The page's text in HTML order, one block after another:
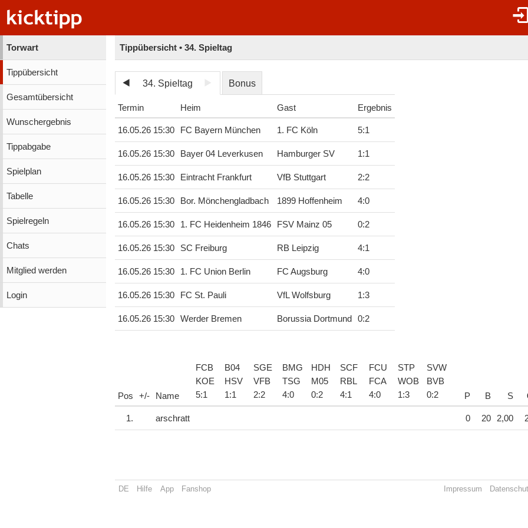
Torwart
Tippübersicht
Gesamtübersicht
Wunschergebnis
Tippabgabe
Spielplan
Tabelle
Spielregeln
Chats
Mitglied werden
Login
Tippübersicht • 34. Spieltag
34. Spieltag Bonus
Termin Heim Gast Ergebnis
16.05.26 15:30 FC Bayern München 1. FC Köln 5:1
16.05.26 15:30 Bayer 04 Leverkusen Hamburger SV 1:1
16.05.26 15:30 Eintracht Frankfurt VfB Stuttgart 2:2
16.05.26 15:30 Bor. Mönchengladbach 1899 Hoffenheim 4:0
16.05.26 15:30 1. FC Heidenheim 1846 FSV Mainz 05 0:2
16.05.26 15:30 SC Freiburg RB Leipzig 4:1
16.05.26 15:30 1. FC Union Berlin FC Augsburg 4:0
16.05.26 15:30 FC St. Pauli VfL Wolfsburg 1:3
16.05.26 15:30 Werder Bremen Borussia Dortmund 0:2
Pos +/- Name
FCB
KOE
5:1
B04
HSV
1:1
SGE
VFB
2:2
BMG
TSG
4:0
HDH
M05
0:2
SCF
RBL
4:1
FCU
FCA
4:0
STP
WOB
1:3
SVW
BVB
0:2 P B S
1. arschratt 0 20 2,00
DE Hilfe App Fanshop Impressum